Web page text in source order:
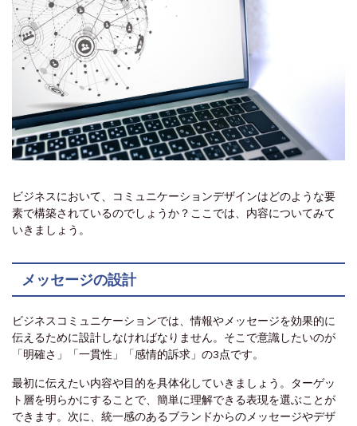
ビジネスにおいて、コミュニケーションデザインはどのような要
素で構築されているのでしょうか？ここでは、内容についてみて
いきましょう。
メッセージの設計
ビジネスコミュニケーションでは、情報やメッセージを効果的に
伝えるために設計しなければなりません。そこで意識したいのが
「明確さ」「一貫性」「感情的訴求」の3点です。
最初に伝えたい内容や目的を具体化していきましょう。ターゲッ
ト層を明らかにすることで、簡単に理解できる表現を選ぶことが
できます。次に、統一感のあるブランドからのメッセージやデザ